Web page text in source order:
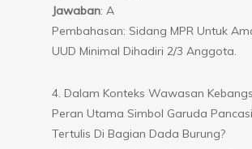
Jawaban: A
Pembahasan: Sidang MPR Untuk
UUD Minimal Dihadiri 2/3 Anggota.
4. Dalam Konteks Wawasan
Peran Utama Simbol Garuda
Tertulis Di Bagian Dada Burung?